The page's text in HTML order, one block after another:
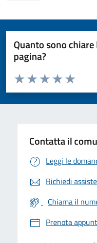
Quanto sono
pagina?
Valuta da 1 a 5 stelle la pagina
Valuta 5
Valuta 4
Valuta 3 stelle
Valuta 2 stelle su 5
Valuta 1 stelle su 5
Contatta il
Leggi le
Richiedi
Chiama il
Prenota